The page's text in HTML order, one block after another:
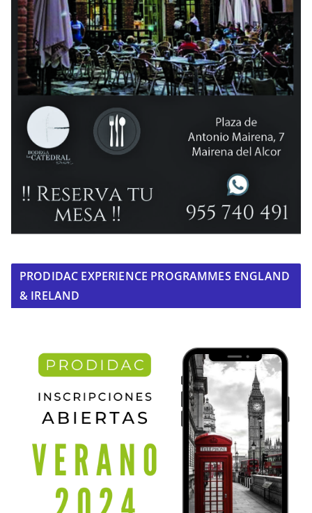
PRODIDAC EXPERIENCE PROGRAMMES ENGLAND
& IRELAND